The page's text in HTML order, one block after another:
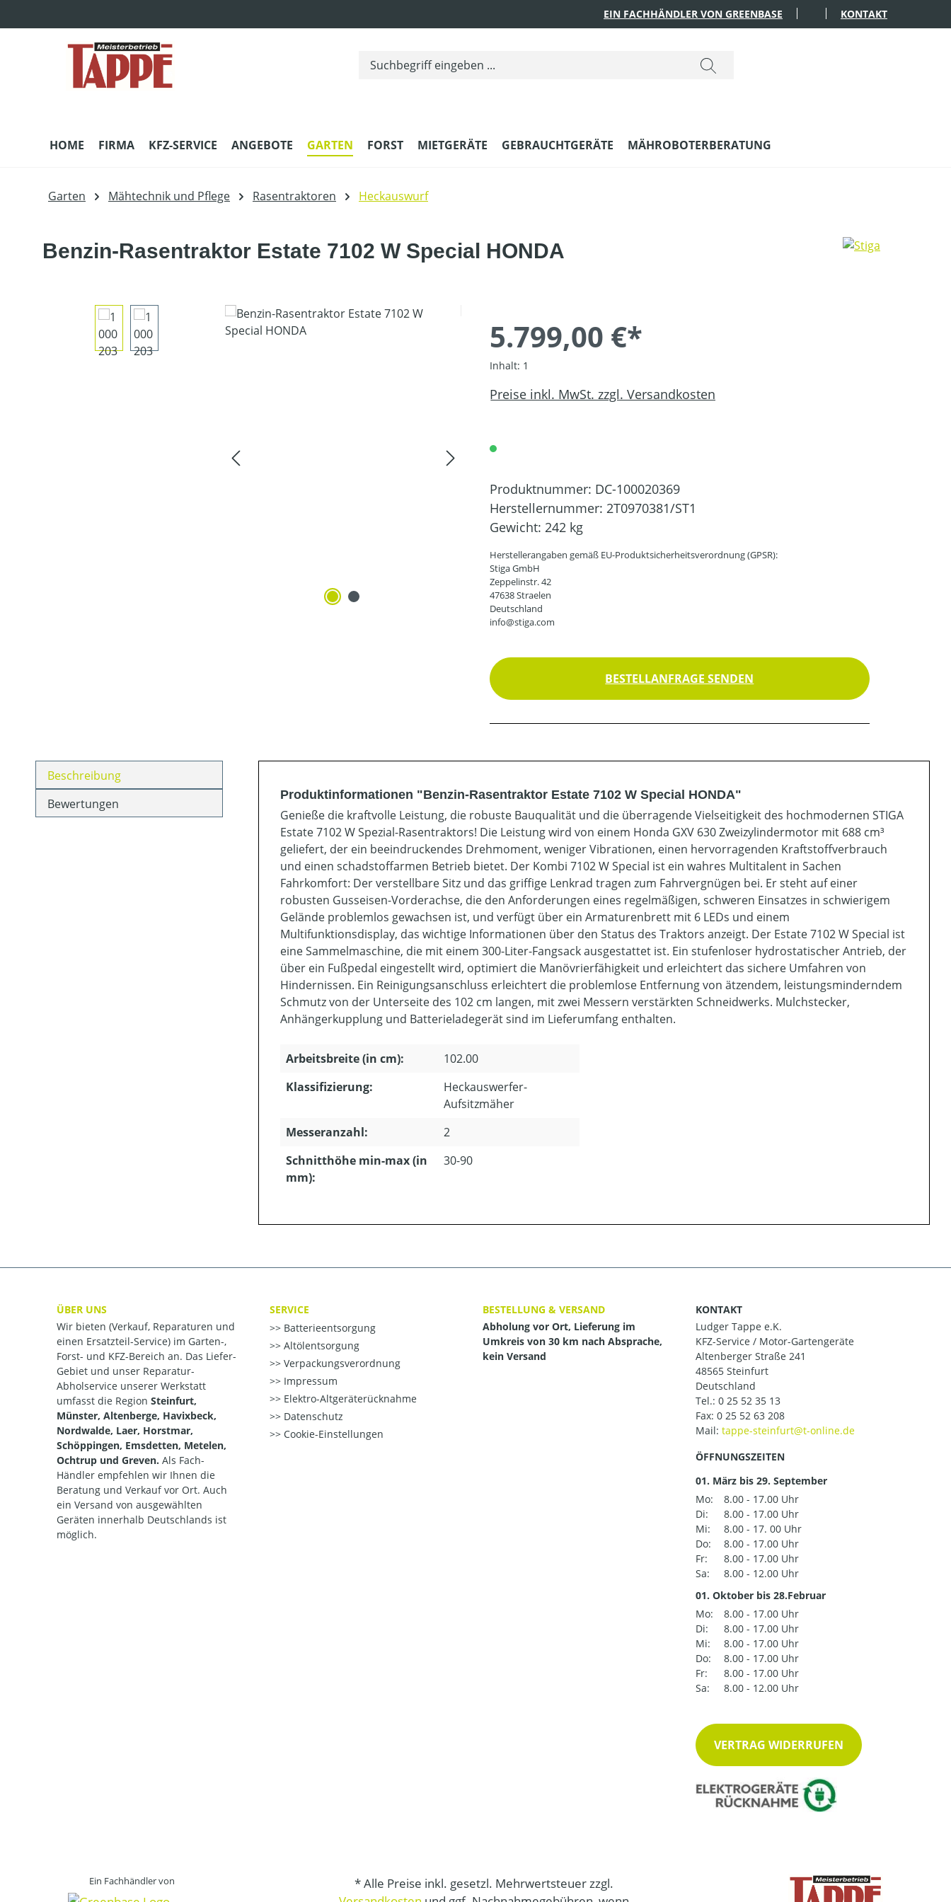
EIN FACHHÄNDLER VON GREENBASE KONTAKT
HOME FIRMA KFZ-SERVICE ANGEBOTE GARTEN FORST MIETGERÄTE GEBRAUCHTGERÄTE MÄHROBOTERBERATUNG
Garten Mähtechnik und Pflege Rasentraktoren Heckauswurf
Benzin-Rasentraktor Estate 7102 W Special HONDA
Bildergalerie überspringen
5.799,00 €*
Inhalt: 1
Preise inkl. MwSt. zzgl. Versandkosten
Produktnummer: DC-100020369
Herstellernummer: 2T0970381/ST1
Gewicht: 242 kg
Herstellerangaben gemäß EU-Produktsicherheitsverordnung (GPSR):
Stiga GmbH
Zeppelinstr. 42
47638 Straelen
Deutschland
info@stiga.com
BESTELLANFRAGE SENDEN
Beschreibung
Bewertungen
Produktinformationen "Benzin-Rasentraktor Estate 7102 W Special HONDA"
Genieße die kraftvolle Leistung, die robuste Bauqualität und die überragende Vielseitigkeit des hochmodernen STIGA
Estate 7102 W Spezial-Rasentraktors! Die Leistung wird von einem Honda GXV 630 Zweizylindermotor mit 688 cm³
geliefert, der ein beeindruckendes Drehmoment, weniger Vibrationen, einen hervorragenden Kraftstoffverbrauch
und einen schadstoffarmen Betrieb bietet. Der Kombi 7102 W Special ist ein wahres Multitalent in Sachen
Fahrkomfort: Der verstellbare Sitz und das griffige Lenkrad tragen zum Fahrvergnügen bei. Er steht auf einer
robusten Gusseisen-Vorderachse, die den Anforderungen eines regelmäßigen, schweren Einsatzes in schwierigem
Gelände problemlos gewachsen ist, und verfügt über ein Armaturenbrett mit 6 LEDs und einem
Multifunktionsdisplay, das wichtige Informationen über den Status des Traktors anzeigt. Der Estate 7102 W Special ist
eine Sammelmaschine, die mit einem 300-Liter-Fangsack ausgestattet ist. Ein stufenloser hydrostatischer Antrieb, der
über ein Fußpedal eingestellt wird, optimiert die Manövrierfähigkeit und erleichtert das sichere Umfahren von
Hindernissen. Ein Reinigungsanschluss erleichtert die problemlose Entfernung von ätzendem, leistungsminderndem
Schmutz von der Unterseite des 102 cm langen, mit zwei Messern verstärkten Schneidwerks. Mulchstecker,
Anhängerkupplung und Batterieladegerät sind im Lieferumfang enthalten.
Arbeitsbreite (in cm):
102.00
Klassifizierung:
Heckauswerfer-
Aufsitzmäher
Messeranzahl:
2
Schnitthöhe min-max (in
mm):
30-90
ÜBER UNS
Wir bieten (Verkauf, Reparaturen und
einen Ersatzteil-Service) im Garten-,
Forst- und KFZ-Bereich an. Das Liefer-
Gebiet und unser Reparatur-
Abholservice unserer Werkstatt
umfasst die Region Steinfurt,
Münster, Altenberge, Havixbeck,
Nordwalde, Laer, Horstmar,
Schöppingen, Emsdetten, Metelen,
Ochtrup und Greven. Als Fach-
Händler empfehlen wir Ihnen die
Beratung und Verkauf vor Ort. Auch
ein Versand von ausgewählten
Geräten innerhalb Deutschlands ist
möglich.
SERVICE
Batterieentsorgung
Altölentsorgung
Verpackungsverordnung
Impressum
Elektro-Altgeräterücknahme
Datenschutz
Cookie-Einstellungen
BESTELLUNG & VERSAND
Abholung vor Ort, Lieferung im
Umkreis von 30 km nach Absprache,
kein Versand
KONTAKT
Ludger Tappe e.K.
KFZ-Service / Motor-Gartengeräte
Altenberger Straße 241
48565 Steinfurt
Deutschland
Tel.: 0 25 52 35 13
Fax: 0 25 52 63 208
Mail:
ÖFFNUNGSZEITEN
01. März bis 29. September
Mo:
8.00 - 17.00 Uhr
Di:
8.00 - 17.00 Uhr
Mi:
8.00 - 17. 00 Uhr
Do:
8.00 - 17.00 Uhr
Fr:
8.00 - 17.00 Uhr
Sa:
8.00 - 12.00 Uhr
01. Oktober bis 28.Februar
Mo:
8.00 - 17.00 Uhr
Di:
8.00 - 17.00 Uhr
Mi:
8.00 - 17.00 Uhr
Do:
8.00 - 17.00 Uhr
Fr:
8.00 - 17.00 Uhr
Sa:
8.00 - 12.00 Uhr
VERTRAG WIDERRUFEN
Ein Fachhändler von
* Alle Preise inkl. gesetzl. Mehrwertsteuer zzgl.